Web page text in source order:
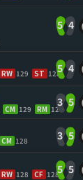
5 4
RW 129 ST 1285 4
CM 129 RM 128
3 5
CM 128 3 5
RW 128 CF 1285 5